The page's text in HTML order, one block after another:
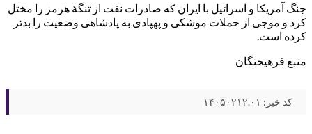
جنگ آمریکا و اسرائیل با ایران که صادرات نفت از تنگهٔ هرمز را مختل
کرد و موجی از حملات موشکی و پهپادی به پادشاهی وضعیت را بدتر
کرده است.
منبع فرهیختگان
کد خبر: ۱۴۰۵۰۲۱۲.۰۱